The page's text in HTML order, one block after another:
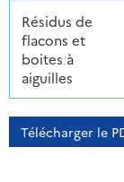
Résidus de
flacons et
boites à
aiguilles
Télécharger le